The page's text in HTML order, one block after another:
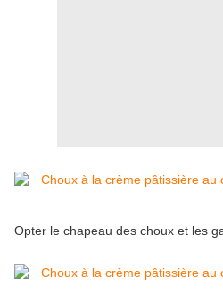
Opter le chapeau des choux et les